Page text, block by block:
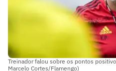
Treinador falou sobre os pontos
Marcelo Cortes/Flamengo)